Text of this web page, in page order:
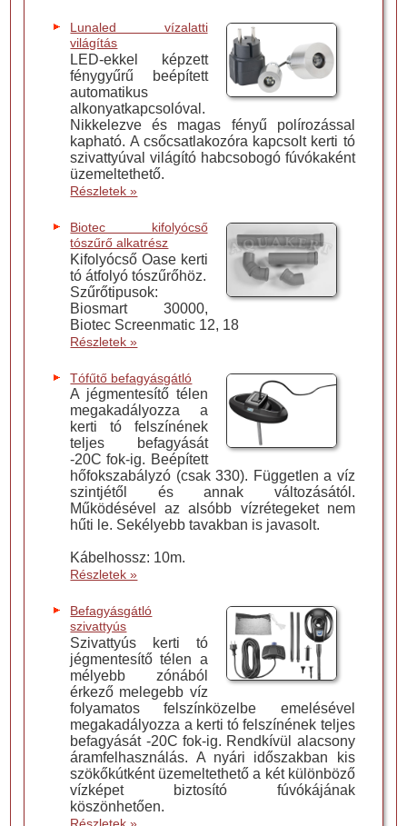
Lunaled vízalatti
világítás
LED-ekkel képzett
fénygyűrű beépített
automatikus
alkonyatkapcsolóval.
Nikkelezve és magas fényű polírozással
kapható. A csőcsatlakozóra kapcsolt kerti tó
szivattyúval világító habcsobogó fúvókaként
üzemeltethető.
Részletek »
Biotec kifolyócső
tószűrő alkatrész
Kifolyócső Oase kerti
tó átfolyó tószűrőhöz.
Szűrőtipusok:
Biosmart 30000,
Biotec Screenmatic 12, 18
Részletek »
Tófűtő befagyásgátló
A jégmentesítő télen
megakadályozza a
kerti tó felszínének
teljes befagyását
-20C fok-ig. Beépített
hőfokszabályzó (csak 330). Független a víz
szintjétől és annak változásától.
Működésével az alsóbb vízrétegeket nem
hűti le. Sekélyebb tavakban is javasolt.
Kábelhossz: 10m.
Részletek »
Befagyásgátló
szivattyús
Szivattyús kerti tó
jégmentesítő télen a
mélyebb zónából
érkező melegebb víz
folyamatos felszínközelbe emelésével
megakadályozza a kerti tó felszínének teljes
befagyását -20C fok-ig. Rendkívül alacsony
áramfelhasználás. A nyári időszakban kis
szökőkútként üzemeltethető a két különböző
vízképet biztosító fúvókájának
köszönhetően.